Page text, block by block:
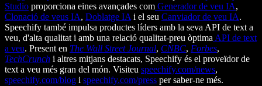
Studio proporciona eines avançades com Generador de veu IA,
Clonació de veus IA, Doblatge IA i el seu Canviador de veu IA.
Speechify també impulsa productes líders amb la seva API de text a
veu, d'alta qualitat i amb una relació qualitat-preu òptima API de text
a veu. Present en The Wall Street Journal, CNBC, Forbes,
TechCrunch i altres mitjans destacats, Speechify és el proveïdor de
text a veu més gran del món. Visiteu speechify.com/news,
speechify.com/blog i speechify.com/press per saber-ne més.